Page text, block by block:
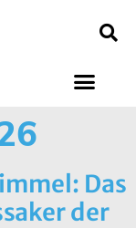
Das
der